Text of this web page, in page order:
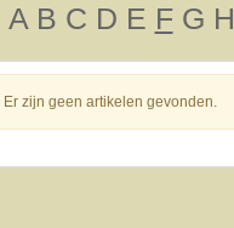
A B C D E F G H
Er zijn geen artikelen gevonden.